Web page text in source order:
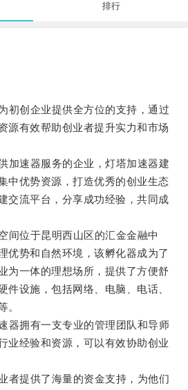
排行
创企业提供全方位的支持，通过
源有效帮助创业者提升实力和市场
速器服务的企业，灯塔加速器建
中优势资源，打造优秀的创业生态
交流平台，分享成功经验，共同成
位于昆明西山区的汇金金融中
优势和自然环境，该孵化器成为了
为一体的理想场所，提供了方便舒
件设施，包括网络、电脑、电话、
。
拥有一支专业的管理团队和导师
业经验和资源，可以有效协助创业
提供了海量的资金支持，为他们